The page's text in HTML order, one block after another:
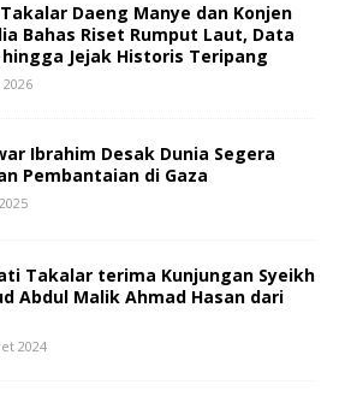
Daeng Manye dan Konjen
Bahas Riset Rumput Laut, Data
Jejak Historis Teripang
2026
Ibrahim Desak Dunia Segera
Pembantaian di Gaza
Takalar terima Kunjungan Syeikh
Abdul Malik Ahmad Hasan dari
2024